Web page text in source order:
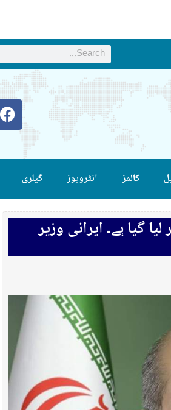
کالمز انٹرویوز گیلری
گیا ہے۔ ایرانی وزیر